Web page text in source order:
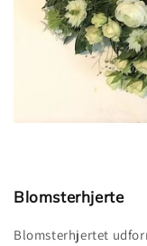
Blomsterhjerte
Blomsterhjertet